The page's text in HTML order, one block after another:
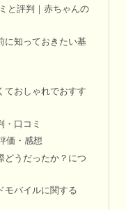
と評判｜赤ちゃんの
に知っておきたい基
ておしゃれでおすす
・口コミ
価・感想
どうだったか？につ
モバイルに関する